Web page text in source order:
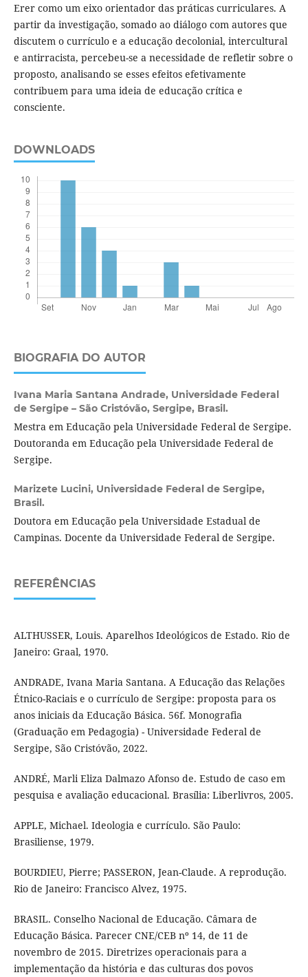
Erer como um eixo orientador das práticas curriculares. A
partir da investigação, somado ao diálogo com autores que
discutem o currículo e a educação decolonial, intercultural
e antirracista, percebeu-se a necessidade de refletir sobre o
proposto, analisando se esses efeitos efetivamente
contribuem para uma ideia de educação crítica e
consciente.
DOWNLOADS
BIOGRAFIA DO AUTOR
Ivana Maria Santana Andrade, Universidade Federal
de Sergipe – São Cristóvão, Sergipe, Brasil.
Mestra em Educação pela Universidade Federal de Sergipe.
Doutoranda em Educação pela Universidade Federal de
Sergipe.
Marizete Lucini, Universidade Federal de Sergipe,
Brasil.
Doutora em Educação pela Universidade Estadual de
Campinas. Docente da Universidade Federal de Sergipe.
REFERÊNCIAS
ALTHUSSER, Louis. Aparelhos Ideológicos de Estado. Rio de
Janeiro: Graal, 1970.
ANDRADE, Ivana Maria Santana. A Educação das Relações
Étnico-Raciais e o currículo de Sergipe: proposta para os
anos iniciais da Educação Básica. 56f. Monografia
(Graduação em Pedagogia) - Universidade Federal de
Sergipe, São Cristóvão, 2022.
ANDRÉ, Marli Eliza Dalmazo Afonso de. Estudo de caso em
pesquisa e avaliação educacional. Brasília: Liberlivros, 2005.
APPLE, Michael. Ideologia e currículo. São Paulo:
Brasiliense, 1979.
BOURDIEU, Pierre; PASSERON, Jean-Claude. A reprodução.
Rio de Janeiro: Francisco Alvez, 1975.
BRASIL. Conselho Nacional de Educação. Câmara de
Educação Básica. Parecer CNE/CEB nº 14, de 11 de
novembro de 2015. Diretrizes operacionais para a
implementação da história e das culturas dos povos